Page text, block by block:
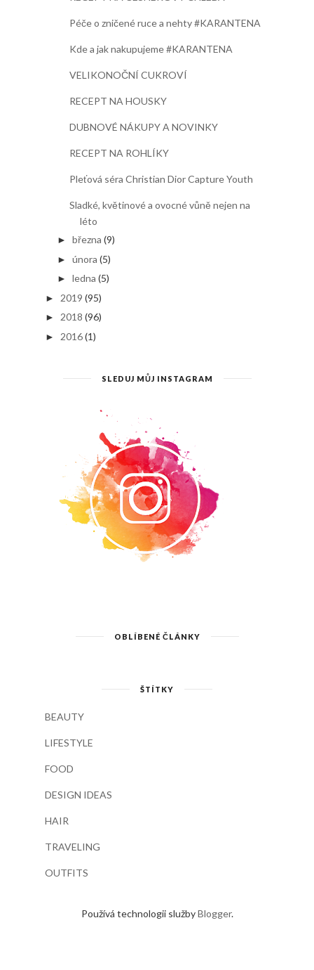
Péče o zničené ruce a nehty #KARANTENA
Kde a jak nakupujeme #KARANTENA
VELIKONOČNÍ CUKROVÍ
RECEPT NA HOUSKY
DUBNOVÉ NÁKUPY A NOVINKY
RECEPT NA ROHLÍKY
Pleťová séra Christian Dior Capture Youth
Sladké, květinové a ovocné vůně nejen na
léto
► března (9)
► února (5)
► ledna (5)
► 2019 (95)
► 2018 (96)
► 2016(1)
SLEDUJ MŮJ INSTAGRAM
OBLÍBENÉ ČLÁNKY
ŠTÍTKY
BEAUTY
LIFESTYLE
FOOD
DESIGN IDEAS
HAIR
TRAVELING
OUTFITS
Používá technologii službyBlogger.